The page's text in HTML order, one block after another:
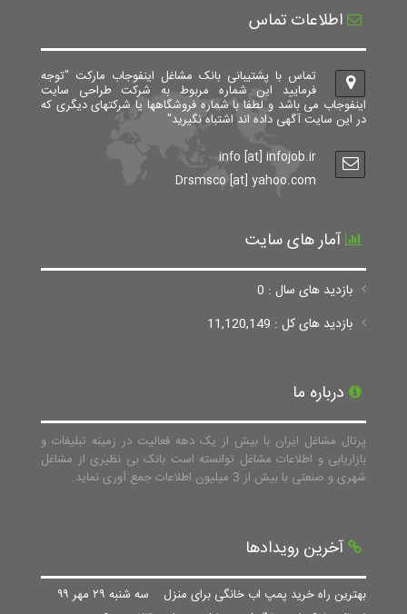
اطلاعات تماس
تماس با پشتیبانی بانک مشاغل اینفوجاب مارکت "توجه
فرمایید این شماره مربوط به شرکت طراحی سایت
اینفوجاب می باشد و لطفا با شماره فروشگاهها یا شرکتهای دیگری که
در این سایت آگهی داده اند اشتباه نگیرید"
info [at] infojob.ir
Drsmsco [at] yahoo.com
آمار های سایت
بازدید های سال : 0
بازدید های کل : 11,120,149
درباره ما
پرتال مشاغل ایران با بیش از یک دهه فعالیت در زمینه تبلیغات و
بازاریابی و اطلاعات مشاغل توانسته است بانک بی نظیری از مشاغل
شهری و صنعتی با بیش از 3 میلیون اطلاعات جمع آوری نماید.
آخرین رویدادها
بهترین راه خرید پمپ اب خانگی برای منزل سه شنبه ۲۹ مهر ۹۹